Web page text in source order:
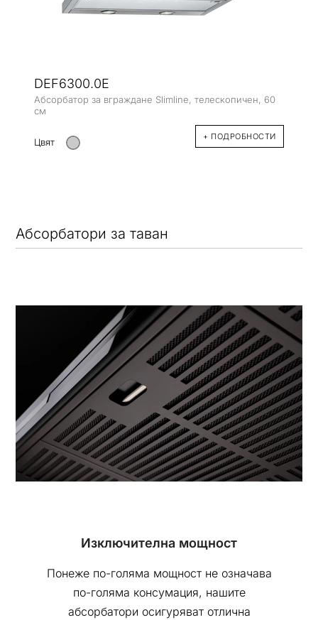
DEF6300.0E
Абсорбатор за вграждане Slimline, телескопичен, 60
см
Цвят + ПОДРОБНОСТИ
Абсорбатори за таван
Изключителна мощност
Понеже по-голяма мощност не означава
по-голяма консумация, нашите
абсорбатори осигуряват отлична